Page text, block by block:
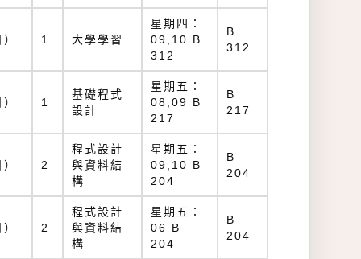
1 大學學習
星期四：
09,10 B
312
B
312
1
基礎程式
設計
星期五：
08,09 B
217
B
217
2
程式設計
與資料結
構
星期五：
09,10 B
204
B
204
2
程式設計
與資料結
構
星期五：
06 B
204
B
204